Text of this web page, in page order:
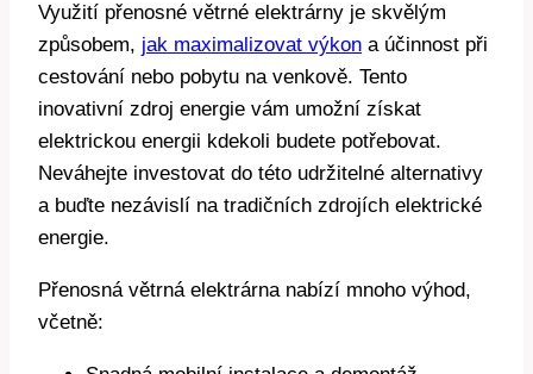
Využití přenosné větrné elektrárny je skvělým
způsobem, jak maximalizovat výkon a účinnost při
cestování nebo pobytu na venkově. Tento
inovativní zdroj energie vám umožní získat
elektrickou energii kdekoli budete potřebovat.
Neváhejte investovat do této udržitelné alternativy
a buďte nezávislí na tradičních zdrojích elektrické
energie.
Přenosná větrná elektrárna nabízí mnoho výhod,
včetně: